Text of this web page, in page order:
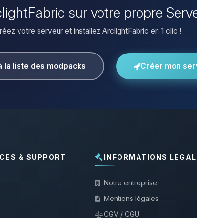
sur votre propre
votre serveur et installez ArclightFabric en 1 clic !
la liste des modpacks Créer mon
& SUPPORT INFORMATIONS
Notre entreprise
Mentions légales
CGV / CGU